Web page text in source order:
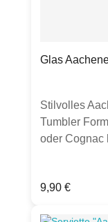
Glas
Stilvolles
Tumbler
oder Cognac
Oder
Regulärer
9,90 €